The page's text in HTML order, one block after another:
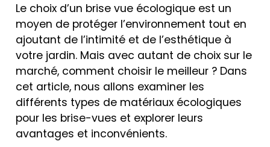
Le choix d’un brise vue écologique est un
moyen de protéger l’environnement tout en
ajoutant de l’intimité et de l’esthétique à
votre jardin. Mais avec autant de choix sur le
marché, comment choisir le meilleur ? Dans
cet article, nous allons examiner les
différents types de matériaux écologiques
pour les brise-vues et explorer leurs
avantages et inconvénients.